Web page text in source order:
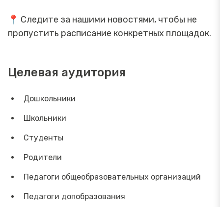
📍 Следите за нашими новостями, чтобы не
пропустить расписание конкретных площадок.
Целевая аудитория
Дошкольники
Школьники
Студенты
Родители
Педагоги общеобразовательных организаций
Педагоги допобразования